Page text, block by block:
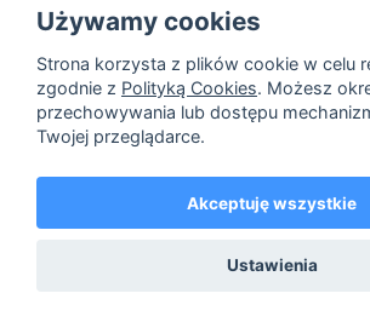
Używamy cookies
Strona korzysta z plików cookie w celu
zgodnie z Polityką Cookies. Możesz
przechowywania lub dostępu
Twojej przeglądarce.
Akceptuję wszystkie
Ustawienia